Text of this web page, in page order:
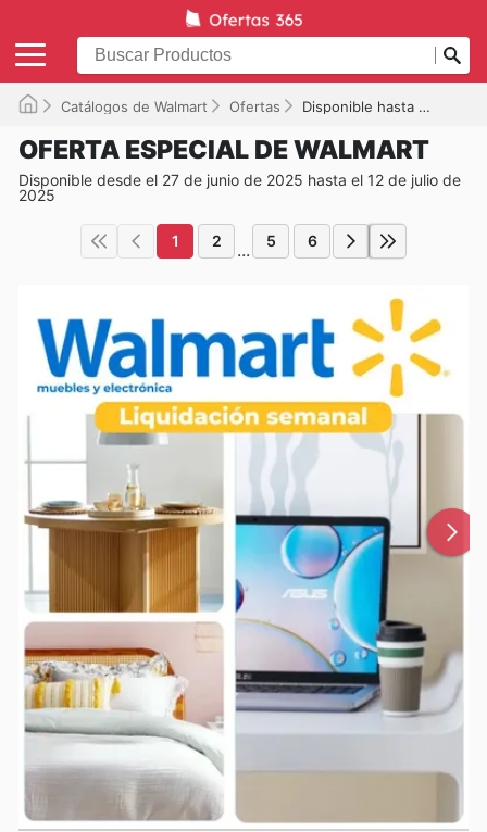
Catálogos de Walmart Ofertas Disponible hasta el 12/07/2025
OFERTA ESPECIAL DE WALMART
Disponible desde el 27 de junio de 2025 hasta el 12 de julio de
2025
1 2 ... 5 6